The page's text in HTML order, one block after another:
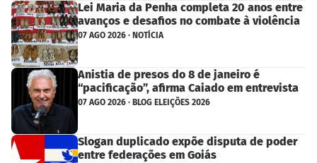
Lei Maria da Penha completa 20 anos entre
avanços e desafios no combate à violência
07 AGO 2026 · NOTÍCIA
Anistia de presos do 8 de janeiro é
“pacificação”, afirma Caiado em entrevista
07 AGO 2026 · BLOG ELEIÇÕES 2026
Slogan duplicado expõe disputa de poder
entre federações em Goiás